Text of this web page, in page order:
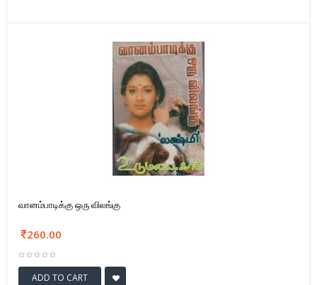
வானம்பாடிக்கு ஒரு விலங்கு
260.00
ADD TO CART